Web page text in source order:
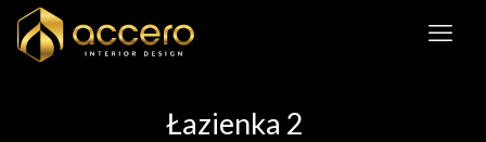
Łazienka 2